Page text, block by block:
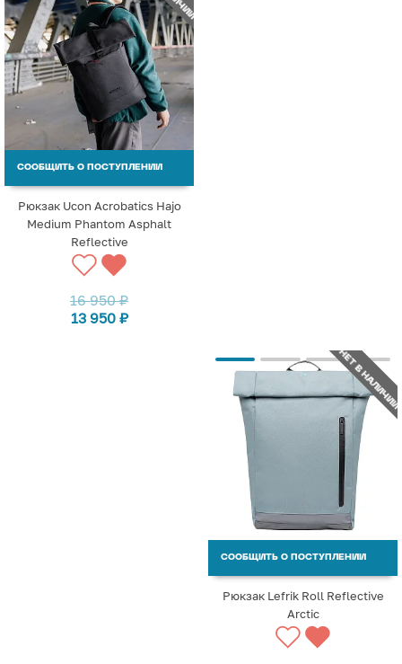
СООБЩИТЬ О ПОСТУПЛЕНИИ
Рюкзак Ucon Acrobatics Hajo
Medium Phantom Asphalt
Reflective
16 950₽
13 950 ₽
НЕТ В НАЛИЧИИ
СООБЩИТЬ О ПОСТУПЛЕНИИ
Рюкзак Lefrik Roll Reflective
Arctic